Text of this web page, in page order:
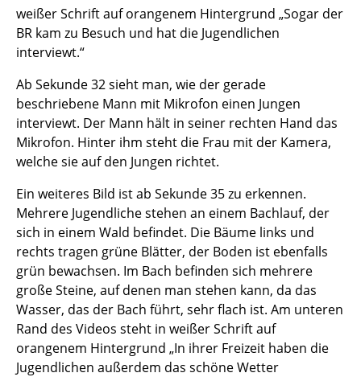
weißer Schrift auf orangenem Hintergrund „Sogar der
BR kam zu Besuch und hat die Jugendlichen
interviewt.“
Ab Sekunde 32 sieht man, wie der gerade
beschriebene Mann mit Mikrofon einen Jungen
interviewt. Der Mann hält in seiner rechten Hand das
Mikrofon. Hinter ihm steht die Frau mit der Kamera,
welche sie auf den Jungen richtet.
Ein weiteres Bild ist ab Sekunde 35 zu erkennen.
Mehrere Jugendliche stehen an einem Bachlauf, der
sich in einem Wald befindet. Die Bäume links und
rechts tragen grüne Blätter, der Boden ist ebenfalls
grün bewachsen. Im Bach befinden sich mehrere
große Steine, auf denen man stehen kann, da das
Wasser, das der Bach führt, sehr flach ist. Am unteren
Rand des Videos steht in weißer Schrift auf
orangenem Hintergrund „In ihrer Freizeit haben die
Jugendlichen außerdem das schöne Wetter